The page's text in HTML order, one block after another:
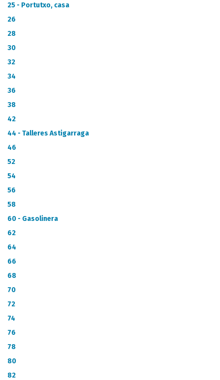
25 - Portutxo, casa
26
28
30
32
34
36
38
42
44 - Talleres Astigarraga
46
52
54
56
58
60 - Gasolinera
62
64
66
68
70
72
74
76
78
80
82
CATÁLOGO DE METADATOS